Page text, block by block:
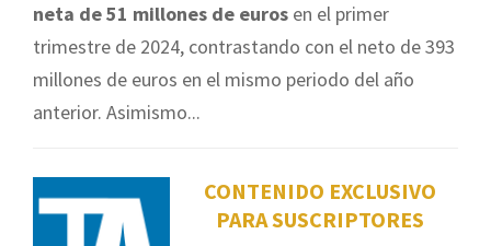
neta de 51 millones de euros en el primer
trimestre de 2024, contrastando con el neto de 393
millones de euros en el mismo periodo del año
anterior. Asimismo...
CONTENIDO EXCLUSIVO
PARA SUSCRIPTORES